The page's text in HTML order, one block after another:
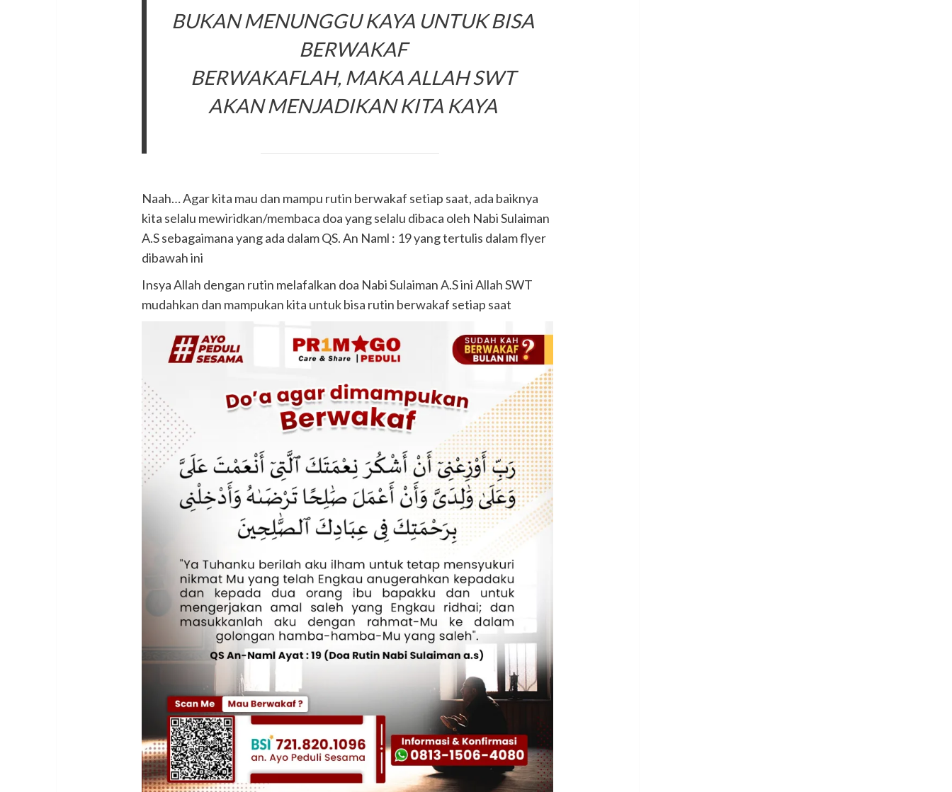
BUKAN MENUNGGU KAYA UNTUK BISA
BERWAKAF
BERWAKAFLAH, MAKA ALLAH SWT
AKAN MENJADIKAN KITA KAYA
Naah… Agar kita mau dan mampu rutin berwakaf setiap saat, ada baiknya
kita selalu mewiridkan/membaca doa yang selalu dibaca oleh Nabi Sulaiman
A.S sebagaimana yang ada dalam QS. An Naml : 19 yang tertulis dalam flyer
dibawah ini
Insya Allah dengan rutin melafalkan doa Nabi Sulaiman A.S ini Allah SWT
mudahkan dan mampukan kita untuk bisa rutin berwakaf setiap saat